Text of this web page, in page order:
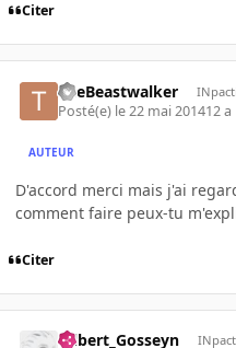
Citer
TheBeastwalker
Posté(e) le 22 mai 201412 a
AUTEUR
D'accord merci mais j'ai
comment faire peux-tu
Citer
Gilbert_Gosseyn